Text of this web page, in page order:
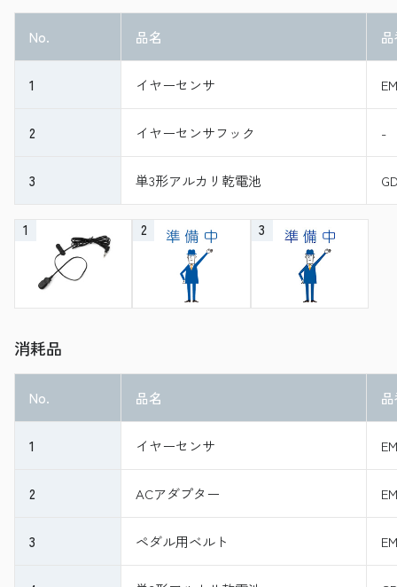
No. 品名
1 イヤーセンサ
2 イヤーセンサフック -
3 単3形アルカリ乾電池
1 2 3
消耗品
No. 品名
1 イヤーセンサ
2 ACアダプター
3 ペダル用ベルト